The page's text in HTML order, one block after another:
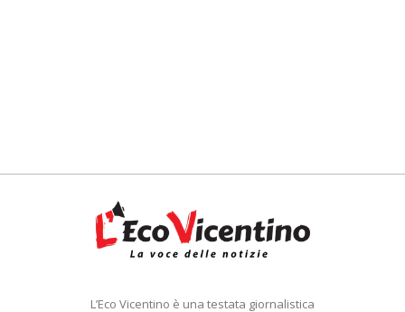
L’Eco Vicentino è una testata giornalistica